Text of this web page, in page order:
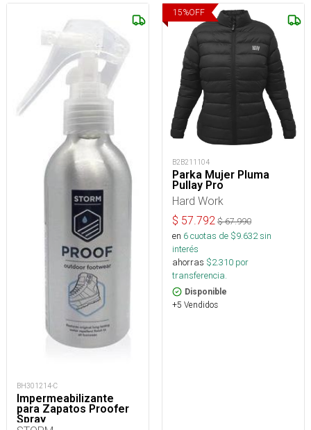
BH301214-C
Impermeabilizante
para Zapatos Proofer
Spray
15%OFF
B2B211104
Parka Mujer Pluma
Pullay Pro
Hard Work
$ 57.792 $67.990
en 6cuotas de $9.632sin
interés
ahorras $2.310 por
transferencia.
Disponible
+5 Vendidos